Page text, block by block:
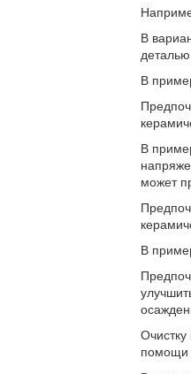
В
деталью
В
В
может
В
помощи